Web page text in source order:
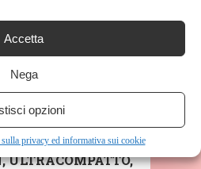
Accetta
Nega
opzioni
privacy ed informativa sui cookie
POCKIT+
ULTRACOMPATTO,